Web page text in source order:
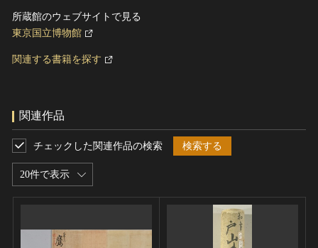
所蔵館のウェブサイトで見る
東京国立博物館
関連する書籍を探す
関連作品
20件で表示
チェックした関連作品の検索 検索する